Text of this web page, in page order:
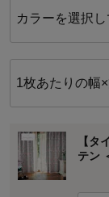
カラーを選択
1枚あたりの幅
【タ
テン